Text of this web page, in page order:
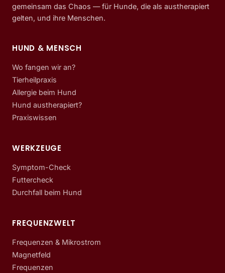
gemeinsam das Chaos — für Hunde, die als austherapiert
gelten, und ihre Menschen.
HUND & MENSCH
Wo fangen wir an?
Tierheilpraxis
Allergie beim Hund
Hund austherapiert?
Praxiswissen
WERKZEUGE
Symptom-Check
Futtercheck
Durchfall beim Hund
FREQUENZWELT
Frequenzen & Mikrostrom
Magnetfeld
Frequenzen